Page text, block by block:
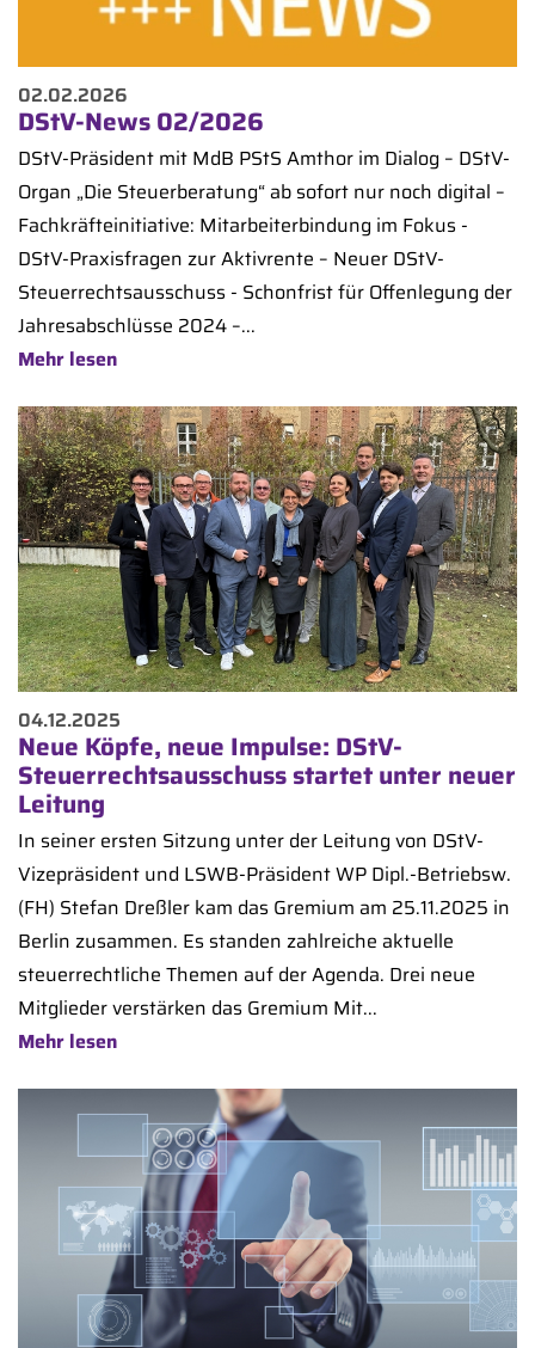
02.02.2026
DStV-News 02/2026
DStV-Präsident mit MdB PStS Amthor im Dialog – DStV-
Organ „Die Steuerberatung“ ab sofort nur noch digital –
Fachkräfteinitiative: Mitarbeiterbindung im Fokus -
DStV-Praxisfragen zur Aktivrente – Neuer DStV-
Steuerrechtsausschuss - Schonfrist für Offenlegung der
Jahresabschlüsse 2024 –...
Mehr lesen
04.12.2025
Neue Köpfe, neue Impulse: DStV-
Steuerrechtsausschuss startet unter neuer
Leitung
In seiner ersten Sitzung unter der Leitung von DStV-
Vizepräsident und LSWB-Präsident WP Dipl.-Betriebsw.
(FH) Stefan Dreßler kam das Gremium am 25.11.2025 in
Berlin zusammen. Es standen zahlreiche aktuelle
steuerrechtliche Themen auf der Agenda. Drei neue
Mitglieder verstärken das Gremium Mit...
Mehr lesen